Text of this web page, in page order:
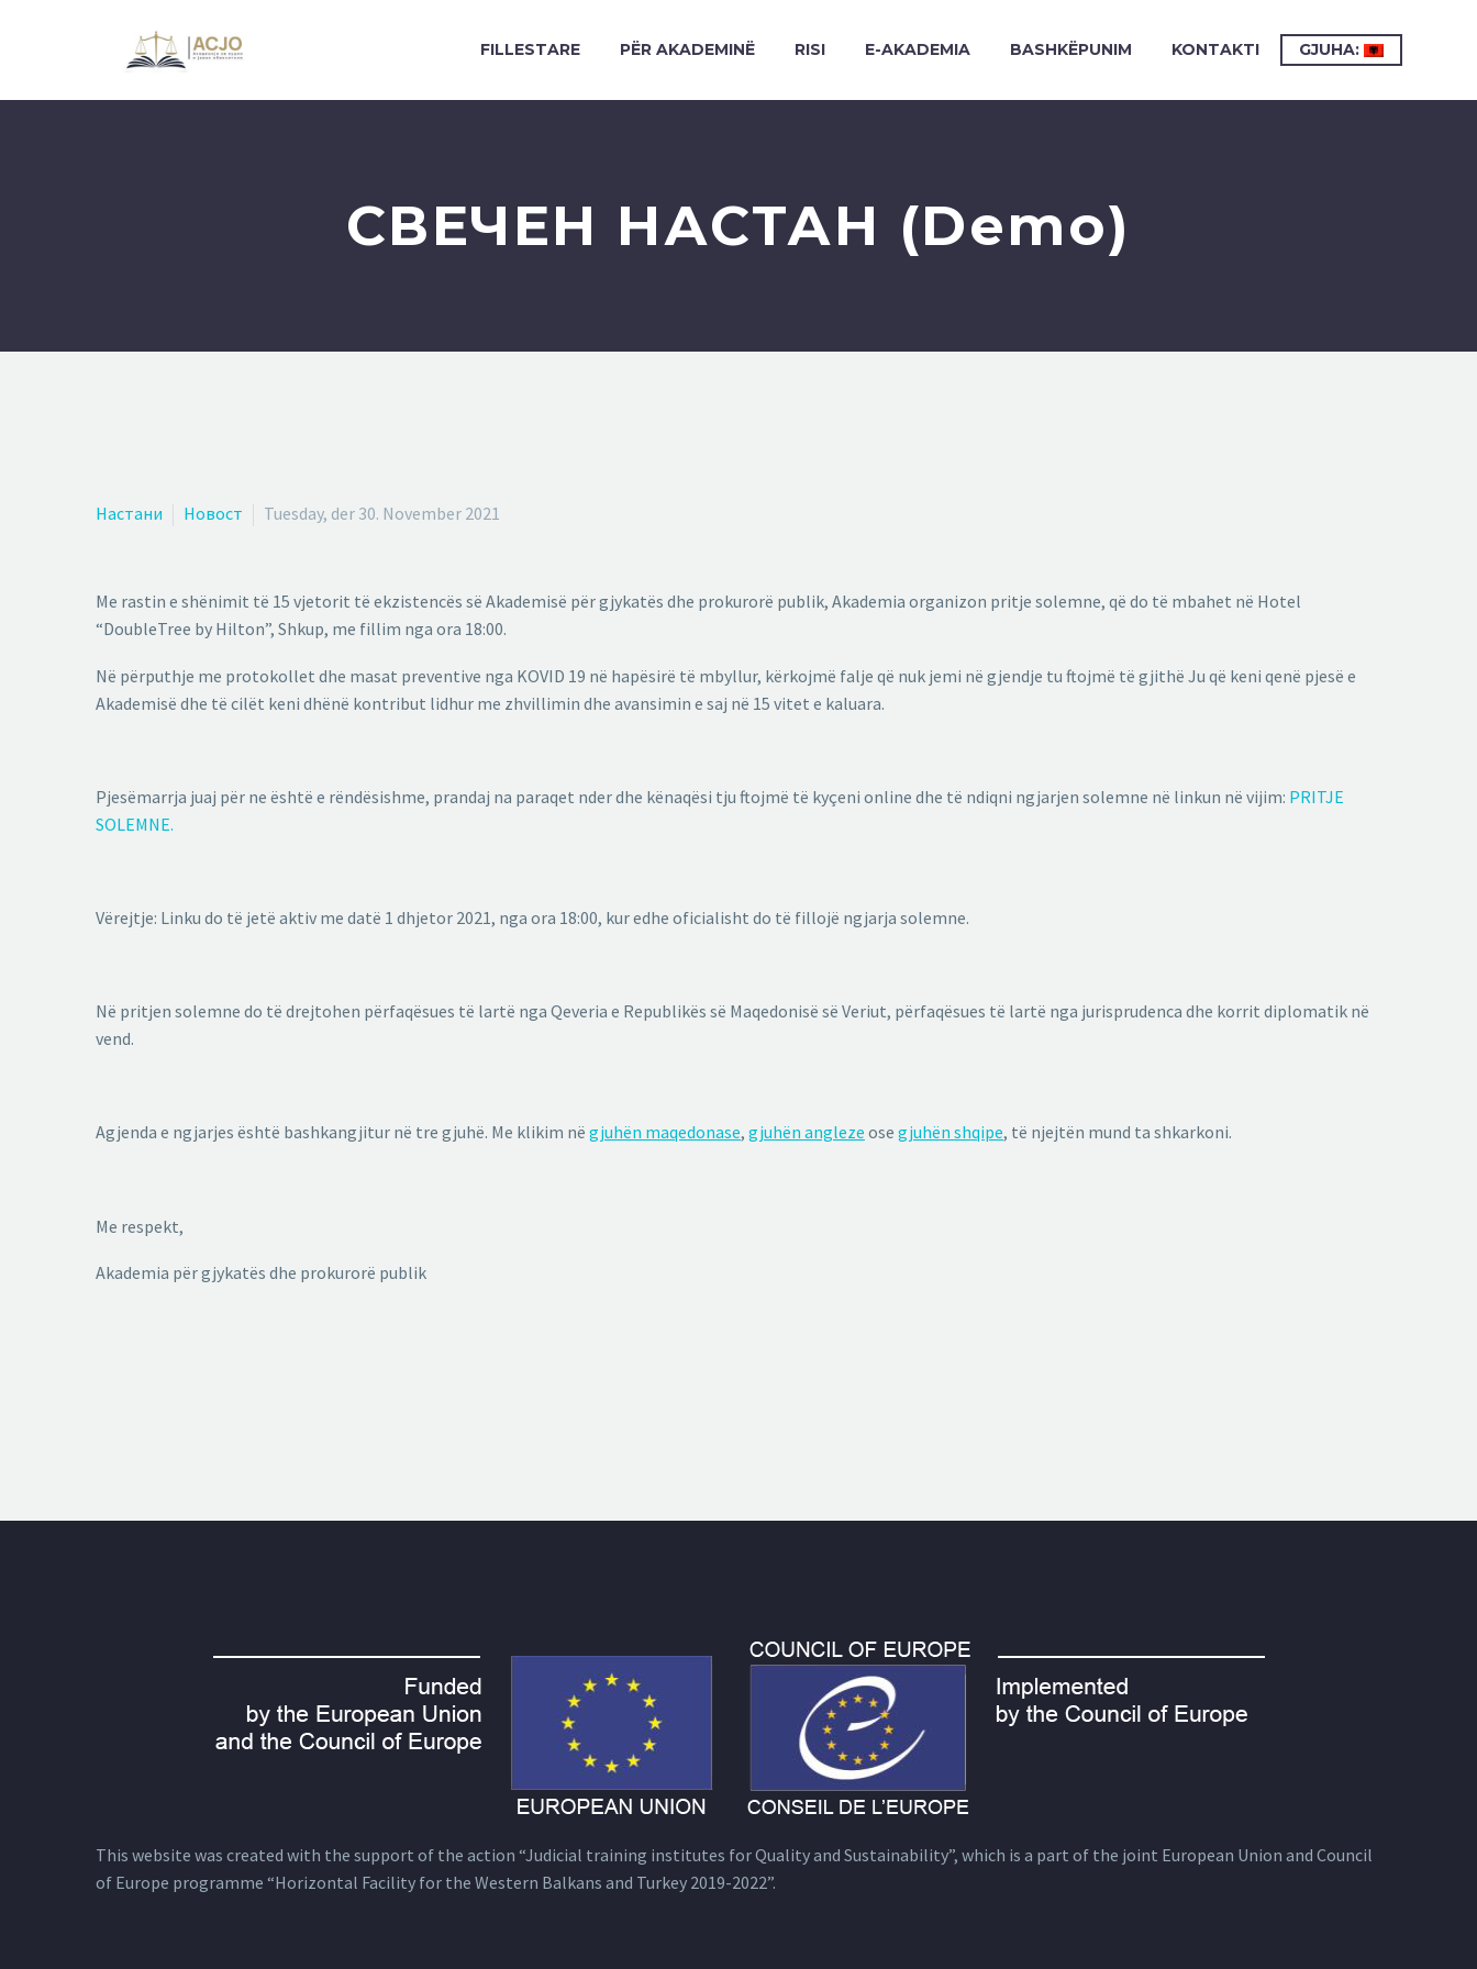
FILLESTARE PËR AKADEMINË RISI E-AKADEMIA BASHKËPUNIM KONTAKTI GJUHA:
СВЕЧЕН НАСТАН (Demo)
Настани Новост Tuesday, der 30. November 2021
Me rastin e shënimit të 15 vjetorit të ekzistencës së Akademisë për gjykatës dhe prokurorë publik, Akademia organizon pritje solemne, që do të mbahet në Hotel
“DoubleTree by Hilton”, Shkup, me fillim nga ora 18:00.
Në përputhje me protokollet dhe masat preventive nga KOVID 19 në hapësirë të mbyllur, kërkojmë falje që nuk jemi në gjendje tu ftojmë të gjithë Ju që keni qenë pjesë e
Akademisë dhe të cilët keni dhënë kontribut lidhur me zhvillimin dhe avansimin e saj në 15 vitet e kaluara.
Pjesëmarrja juaj për ne është e rëndësishme, prandaj na paraqet nder dhe kënaqësi tju ftojmë të kyçeni online dhe të ndiqni ngjarjen solemne në linkun në vijim: PRITJE
SOLEMNE.
Vërejtje: Linku do të jetë aktiv me datë 1 dhjetor 2021, nga ora 18:00, kur edhe oficialisht do të fillojë ngjarja solemne.
Në pritjen solemne do të drejtohen përfaqësues të lartë nga Qeveria e Republikës së Maqedonisë së Veriut, përfaqësues të lartë nga jurisprudenca dhe korrit diplomatik në
vend.
Agjenda e ngjarjes është bashkangjitur në tre gjuhë. Me klikim në gjuhën maqedonase, gjuhën angleze ose gjuhën shqipe, të njejtën mund ta shkarkoni.
Me respekt,
Akademia për gjykatës dhe prokurorë publik
This website was created with the support of the action “Judicial training institutes for Quality and Sustainability”, which is a part of the joint European Union and Council
of Europe programme “Horizontal Facility for the Western Balkans and Turkey 2019-2022”.